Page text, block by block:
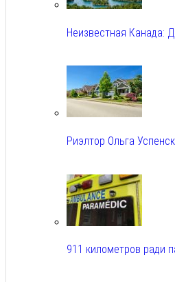
Неизвестная Канада:
Риэлтор Ольга
911 километров ради